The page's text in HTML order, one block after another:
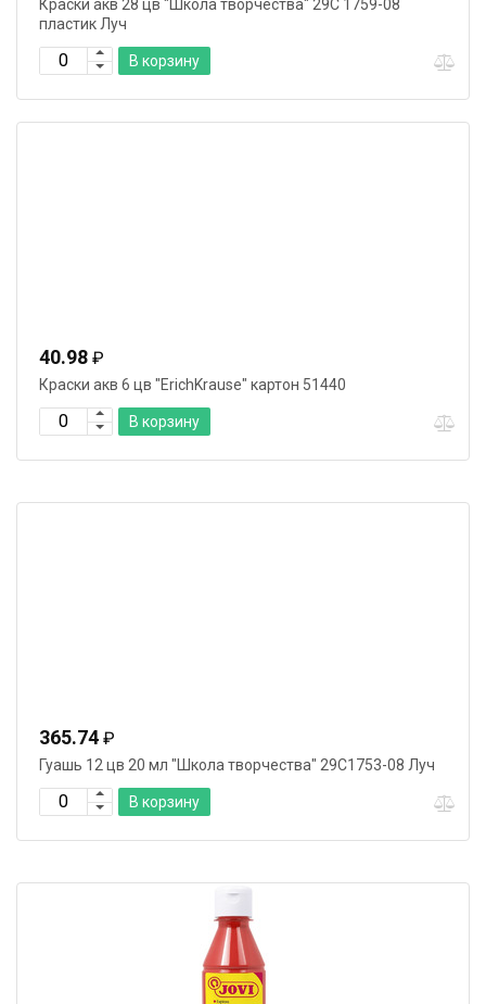
Краски акв 28 цв "Школа творчества" 29С 1759-08
пластик Луч
В корзину
40.98 ₽
Краски акв 6 цв "ErichKrause" картон 51440
В корзину
365.74 ₽
Гуашь 12 цв 20 мл "Школа творчества" 29С1753-08 Луч
В корзину